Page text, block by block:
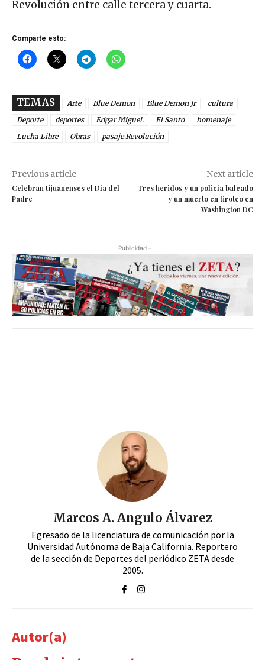
Revolución entre calle tercera y cuarta.
Comparte esto:
TEMAS Arte Blue Demon Blue Demon Jr
cultura
Deporte
deportes Edgar Miguel. El Santo
homenaje
Lucha Libre
Obras pasaje Revolución
Previous article
Celebran tijuanenses el Día del
Padre
Next article
Tres heridos y un policía baleado
y un muerto en tiroteo en
Washington DC
- Publicidad -
Marcos A. Angulo Álvarez
Egresado de la licenciatura de comunicación por la
Universidad Autónoma de Baja California. Reportero
de la sección de Deportes del periódico ZETA desde
2005.
Autor(a)